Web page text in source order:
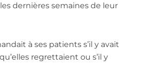
dernières semaines de leur
à ses patients s’il y avait
regrettaient ou s’il y